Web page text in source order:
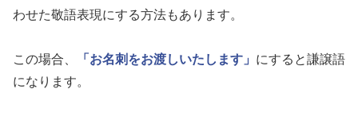
わせた敬語表現にする方法もあります。
この場合、 「お名刺をお渡しいたします」 にすると謙譲語
になります。